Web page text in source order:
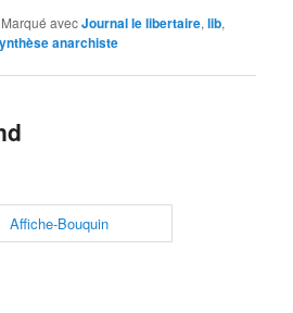
Marqué avecJournal le libertaire,lib,
anarchiste